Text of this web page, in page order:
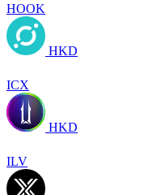
HOOK
HKD
ICX
HKD
ILV